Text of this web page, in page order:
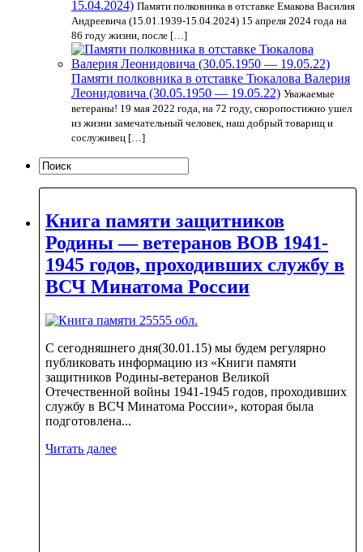
15.04.2024) Памяти полковника в отставке Емакова Василия
Андреевича (15.01.1939-15.04.2024) 15 апреля 2024 года на
86 году жизни, после […]
Памяти полковника в отставке Тюкалова Валерия
Леонидовича (30.05.1950 — 19.05.22) Уважаемые
ветераны! 19 мая 2022 года, на 72 году, скоропостижно ушел
из жизни замечательный человек, наш добрый товарищ и
сослуживец […]
Книга памяти защитников
Родины — ветеранов ВОВ 1941-
1945 годов, проходивших службу в
ВСЧ Минатома России
С сегодняшнего дня(30.01.15) мы будем регулярно
публиковать информацию из «Книги памяти
защитников Родины-ветеранов Великой
Отечественной войны 1941-1945 годов, проходивших
службу в ВСЧ Минатома России», которая была
подготовлена...
Читать далее